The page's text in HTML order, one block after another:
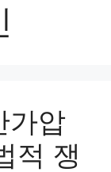
가압
적 쟁